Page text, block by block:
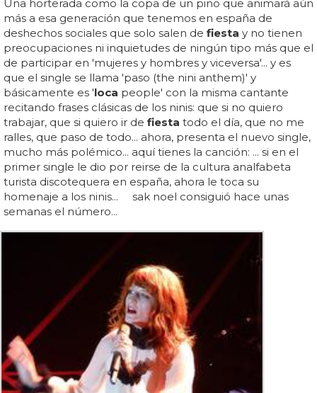
Una horterada como la copa de un pino que animará aún
más a esa generación que tenemos en españa de
deshechos sociales que solo salen de fiesta y no tienen
preocupaciones ni inquietudes de ningún tipo más que el
de participar en 'mujeres y hombres y viceversa'... y es
que el single se llama 'paso (the nini anthem)' y
básicamente es 'loca people' con la misma cantante
recitando frases clásicas de los ninis: que si no quiero
trabajar, que si quiero ir de fiesta todo el día, que no me
ralles, que paso de todo... ahora, presenta el nuevo single,
mucho más polémico... aquí tienes la canción: ... si en el
primer single le dio por reirse de la cultura analfabeta
turista discotequera en españa, ahora le toca su
homenaje a los ninis... sak noel consiguió hace unas
semanas el número...